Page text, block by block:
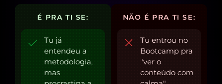
É PRA TI SE:
Tu já
entendeu a
metodologia,
mas
NÃO É PRA TI SE:
Tu entrou no
Bootcamp pra
"ver o
conteúdo com